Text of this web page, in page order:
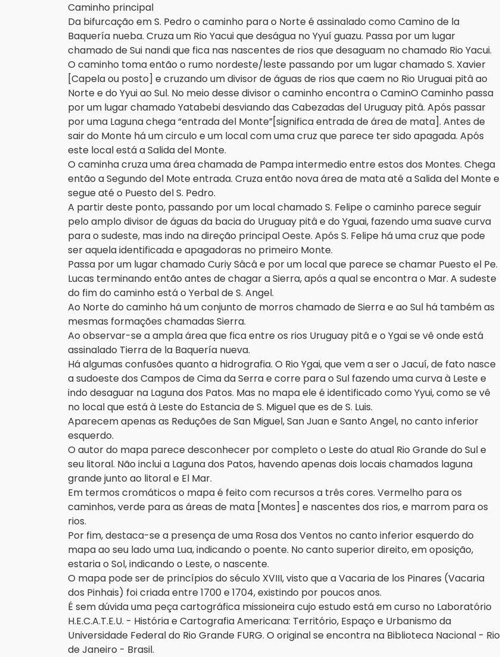
Caminho principal
Da bifurcação em S. Pedro o caminho para o Norte é assinalado como Camino de la
Baquería nueba. Cruza um Rio Yacui que deságua no Yyuí guazu. Passa por um lugar
chamado de Sui nandi que fica nas nascentes de rios que desaguam no chamado Rio Yacui.
O caminho toma então o rumo nordeste/leste passando por um lugar chamado S. Xavier
[Capela ou posto] e cruzando um divisor de águas de rios que caem no Rio Uruguai pitâ ao
Norte e do Yyui ao Sul. No meio desse divisor o caminho encontra o CaminO Caminho passa
por um lugar chamado Yatabebi desviando das Cabezadas del Uruguay pitâ. Após passar
por uma Laguna chega “entrada del Monte”[significa entrada de área de mata]. Antes de
sair do Monte há um circulo e um local com uma cruz que parece ter sido apagada. Após
este local está a Salida del Monte.
O caminha cruza uma área chamada de Pampa intermedio entre estos dos Montes. Chega
então a Segundo del Mote entrada. Cruza então nova área de mata até a Salida del Monte e
segue até o Puesto del S. Pedro.
A partir deste ponto, passando por um local chamado S. Felipe o caminho parece seguir
pelo amplo divisor de águas da bacia do Uruguay pitâ e do Yguai, fazendo uma suave curva
para o sudeste, mas indo na direção principal Oeste. Após S. Felipe há uma cruz que pode
ser aquela identificada e apagadoras no primeiro Monte.
Passa por um lugar chamado Curiy Sâcâ e por um local que parece se chamar Puesto el Pe.
Lucas terminando então antes de chagar a Sierra, após a qual se encontra o Mar. A sudeste
do fim do caminho está o Yerbal de S. Angel.
Ao Norte do caminho há um conjunto de morros chamado de Sierra e ao Sul há também as
mesmas formações chamadas Sierra.
Ao observar-se a ampla área que fica entre os rios Uruguay pitâ e o Ygai se vê onde está
assinalado Tierra de la Baquería nueva.
Há algumas confusões quanto a hidrografia. O Rio Ygai, que vem a ser o Jacuí, de fato nasce
a sudoeste dos Campos de Cima da Serra e corre para o Sul fazendo uma curva à Leste e
indo desaguar na Laguna dos Patos. Mas no mapa ele é identificado como Yyui, como se vê
no local que está à Leste do Estancia de S. Miguel que es de S. Luis.
Aparecem apenas as Reduções de San Miguel, San Juan e Santo Angel, no canto inferior
esquerdo.
O autor do mapa parece desconhecer por completo o Leste do atual Rio Grande do Sul e
seu litoral. Não inclui a Laguna dos Patos, havendo apenas dois locais chamados laguna
grande junto ao litoral e El Mar.
Em termos cromáticos o mapa é feito com recursos a três cores. Vermelho para os
caminhos, verde para as áreas de mata [Montes] e nascentes dos rios, e marrom para os
rios.
Por fim, destaca-se a presença de uma Rosa dos Ventos no canto inferior esquerdo do
mapa ao seu lado uma Lua, indicando o poente. No canto superior direito, em oposição,
estaria o Sol, indicando o Leste, o nascente.
O mapa pode ser de princípios do século XVIII, visto que a Vacaria de los Pinares (Vacaria
dos Pinhais) foi criada entre 1700 e 1704, existindo por poucos anos.
É sem dúvida uma peça cartográfica missioneira cujo estudo está em curso no Laboratório
H.E.C.A.T.E.U. - História e Cartografia Americana: Território, Espaço e Urbanismo da
Universidade Federal do Rio Grande FURG. O original se encontra na Biblioteca Nacional - Rio
de Janeiro - Brasil.